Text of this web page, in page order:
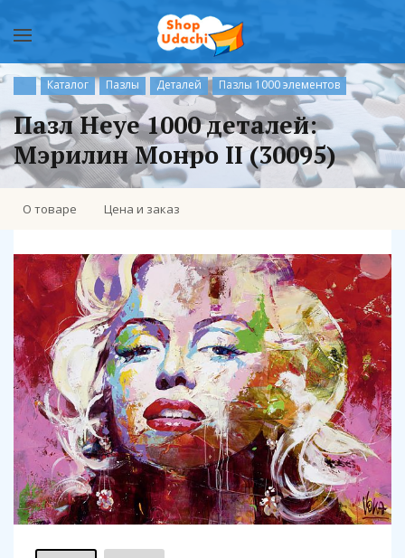
Каталог Пазлы Деталей Пазлы 1000 элементов
Пазл Heye 1000 деталей:
Мэрилин Монро II (30095)
О товаре Цена и заказ